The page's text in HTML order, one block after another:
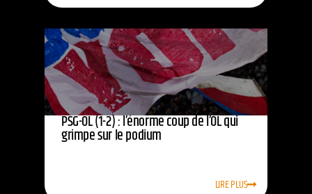
PSG-OL (1-2) : l’énorme coup de l’OL qui
grimpe sur le podium
LIRE PLUS